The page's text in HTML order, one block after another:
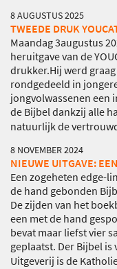
8 AUGUSTUS 2025
TWEEDE DRUK
Maandag 3augustus
heruitgave van de
drukker.Hij werd
rondgedeeld in
jongvolwassenen een
de Bijbel dankzij alle
natuurlijk de
8 NOVEMBER 2024
NIEUWE UITGAVE:
Een zogeheten edge-
de hand gebonden
De zijden van het
een met de hand
bevat maar liefst vier
geplaatst. Der Bijbel
Uitgeverij is de